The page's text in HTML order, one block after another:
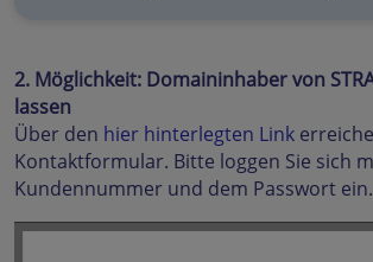
2. Möglichkeit: Domaininhaber von
lassen
Über den hier hinterlegten Link
Kontaktformular. Bitte loggen Sie sich
Kundennummer und dem Passwort ein.